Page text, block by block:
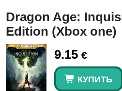
Dragon Age:
Edition (Xbox one)
9.15 €
КУПИТЬ